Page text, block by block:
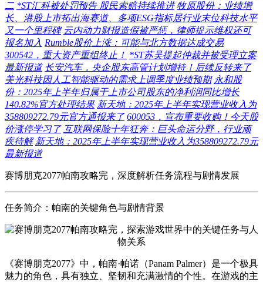
二 *ST汇科被处罚预告 股民索赔持续推进 牧原股份：业绩增
长、港股上市拓出海赛道、多项ESG指标居行业末位科技水平
又一个里程碑 云内动力财报造假被严惩，律师提示维权还可
报名加入 Rumble股价上涨：可能与北方数据达成交易
300542，重大资产重组终止！ *ST苏吴提起仲裁并被受理立案
最新报道 长安汽车，央企股东高管计划增持！后续反转来了
美光科技因人工智能驱动的需求上调季度业绩预期 永和股
份：2025年上半年归属于上市公司股东的净利润同比增长
140.82%官方处理结果 新天地：2025年上半年实现营业收入为
358809272.79元官方通报来了 600053，宣布重要收购！今天股
价涨停学习了 互联网保险十年狂奔：巨头命运分野，行业顽
疾待解 新天地：2025年上半年实现营业收入为358809272.79元
最新报道
赛博朋克2077帕南攻略完，深度解析任务流程与剧情发展
任务简介：帕南的关键角色与剧情背景
《赛博朋克2077》中，帕南·帕诺（Panam Palmer）是一个极具
魅力的角色，具有独立、坚韧和充满激情的个性。在游戏的主